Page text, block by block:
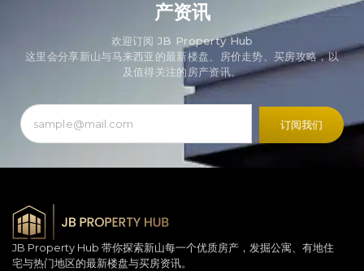
产资讯
欢迎订阅 JB Property Hub
这里会分享新山与马来西亚的最新楼盘、房价走势、买房攻略，以
及值得关注的房产资讯。
订阅我们
JB Property Hub 带你探索新山每一个优质房产，发掘公寓、有地住
宅与热门地区的最新楼盘与买房资讯。